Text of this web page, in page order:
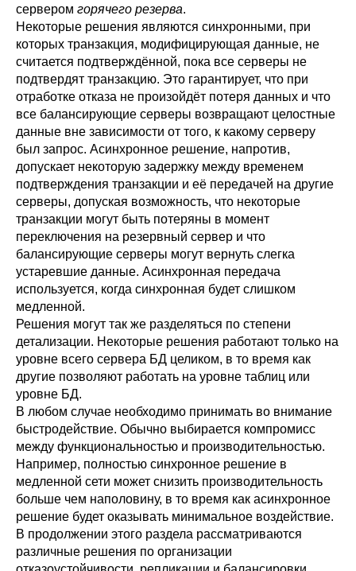
сервером горячего резерва.
Некоторые решения являются синхронными, при
которых транзакция, модифицирующая данные, не
считается подтверждённой, пока все серверы не
подтвердят транзакцию. Это гарантирует, что при
отработке отказа не произойдёт потеря данных и что
все балансирующие серверы возвращают целостные
данные вне зависимости от того, к какому серверу
был запрос. Асинхронное решение, напротив,
допускает некоторую задержку между временем
подтверждения транзакции и её передачей на другие
серверы, допуская возможность, что некоторые
транзакции могут быть потеряны в момент
переключения на резервный сервер и что
балансирующие серверы могут вернуть слегка
устаревшие данные. Асинхронная передача
используется, когда синхронная будет слишком
медленной.
Решения могут так же разделяться по степени
детализации. Некоторые решения работают только на
уровне всего сервера БД целиком, в то время как
другие позволяют работать на уровне таблиц или
уровне БД.
В любом случае необходимо принимать во внимание
быстродействие. Обычно выбирается компромисс
между функциональностью и производительностью.
Например, полностью синхронное решение в
медленной сети может снизить производительность
больше чем наполовину, в то время как асинхронное
решение будет оказывать минимальное воздействие.
В продолжении этого раздела рассматриваются
различные решения по организации